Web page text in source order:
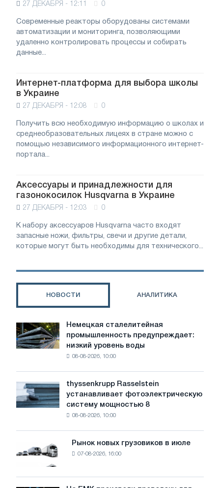
27 ДЕКАБРЯ - 12:11 0
Современные реакторы оборудованы системами
автоматизации и мониторинга, позволяющими
удаленно контролировать процессы и собирать
данные...
Интернет-платформа для выбора школы
в Украине
27 ДЕКАБРЯ - 12:08 0
Получить всю необходимую информацию о школах и
среднеобразовательных лицеях в стране можно с
помощью независимого информационного интернет-
портала...
Аксессуары и принадлежности для
газонокосилок Husqvarna в Украине
27 ДЕКАБРЯ - 12:03 0
К набору аксессуаров Husqvarna часто входят
запасные ножи, фильтры, свечи и другие детали,
которые могут быть необходимы для технического...
НОВОСТИ АНАЛИТИКА
Немецкая
сталелитейная
промышленность
предупреждает:
воды
угрожает
Немецкая сталелитейная
промышленность предупреждает:
низкий уровень воды
08-08-2026, 10:00
thyssenkrupp
Rasselstein
устанавливает
фотоэлектрическую
thyssenkrupp Rasselstein
устанавливает фотоэлектрическую
систему мощностью 8
08-08-2026, 10:00
Рынок
новых
грузовиков
в
Рынок новых грузовиков в июле
07-08-2026, 16:00